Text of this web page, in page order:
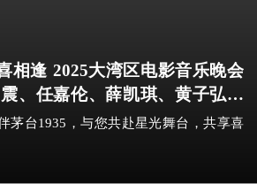
相逢 2025大湾区电影音乐晚会
、任嘉伦、薛凯琪、黄子弘凡
茅台1935，与您共赴星光舞台，共享喜